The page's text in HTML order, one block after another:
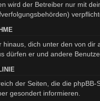
wird der Betreiber nur mit
dich unter den von
dürfen er und andere
der Seiten, die die
gesondert informieren.